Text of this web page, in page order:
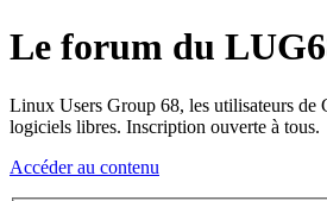
Le forum du
Linux Users Group 68, les utilisateurs de
logiciels libres. Inscription ouverte à tous.
Accéder au contenu